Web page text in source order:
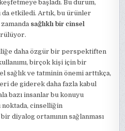
başladı. Bu durum,
da etkiledi. Artık, bu ürünler
sağlıklı bir cinsel
daha özgür bir perspektiften
birçok kişi için bir
sağlık ve tatminin önemi arttıkça,
de giderek daha fazla kabul
bazı insanlar bu konuyu
noktada, cinselliğin
diyalog ortamının sağlanması